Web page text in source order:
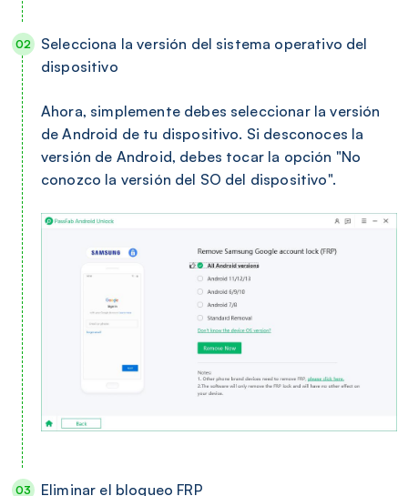
Selecciona la versión del sistema operativo del
dispositivo
Ahora, simplemente debes seleccionar la versión
de Android de tu dispositivo. Si desconoces la
versión de Android, debes tocar la opción "No
conozco la versión del SO del dispositivo".
Eliminar el bloqueo FRP